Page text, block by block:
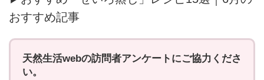
おすすめ記事